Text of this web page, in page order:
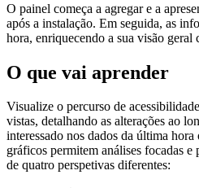
O painel começa a agregar e a
após a instalação. Em seguida, as
hora, enriquecendo a sua visão geral
O que vai aprender
Visualize o percurso de
vistas, detalhando as alterações ao
interessado nos dados da última
gráficos permitem análises focadas
de quatro perspetivas diferentes: